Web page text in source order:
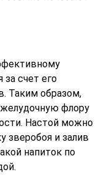
за счет его
Таким образом,
флору
Настой можно
зверобоя и залив
напиток по